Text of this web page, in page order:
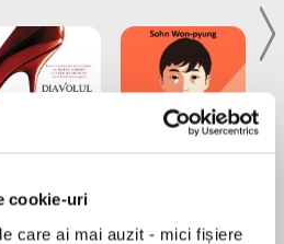
cookie-uri
care ai mai auzit - mici fișiere